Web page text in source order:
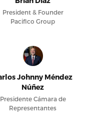
President & Founder
Pacifico Group
Johnny Méndez
Núñez
Presidente Cámara de
Representantes